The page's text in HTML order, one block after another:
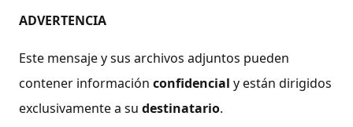
ADVERTENCIA
Este mensaje y sus archivos adjuntos pueden
contener información confidencial y están dirigidos
exclusivamente a su destinatario.